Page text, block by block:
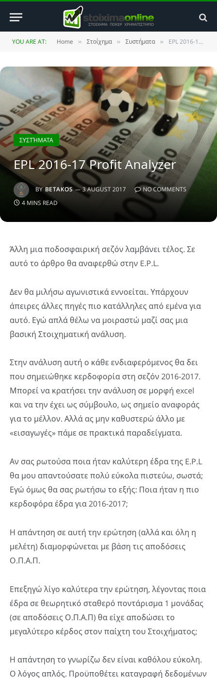
YOU ARE AT: Home » Στοίχημα » Συστήματα » EPL 2016-17 Profit Analyzer
ΣΥΣΤΉΜΑΤΑ
EPL 2016-17 Profit Analyzer
BY BETAKOS 3 AUGUST 2017
NO COMMENTS
4 MINS READ
Άλλη μια ποδοσφαιρική σεζόν λαμβάνει τέλος. Σε
αυτό το άρθρο θα αναφερθώ στην E.P.L.
Δεν θα μιλήσω αγωνιστικά εννοείται. Υπάρχουν
άπειρες άλλες πηγές πιο κατάλληλες από εμένα για
αυτό. Εγώ απλά θέλω να μοιραστώ μαζί σας μια
βασική Στοιχηματική ανάλυση.
Στην ανάλυση αυτή ο κάθε ενδιαφερόμενος θα δει
που σημειώθηκε κερδοφορία στη σεζόν 2016-2017.
Μπορεί να κρατήσει την ανάλυση σε μορφή excel
και να την έχει ως σύμβουλο, ως σημείο αναφοράς
για το μέλλον. Αλλά ας μην καθυστερώ άλλο με
«εισαγωγές» πάμε σε πρακτικά παραδείγματα.
Αν σας ρωτούσα ποια ήταν καλύτερη έδρα της E.P.L
θα μου απαντούσατε πολύ εύκολα πιστεύω, σωστά;
Εγώ όμως θα σας ρωτήσω το εξής: Ποια ήταν η πιο
κερδοφόρα έδρα για 2016-2017;
Η απάντηση σε αυτή την ερώτηση (αλλά και όλη η
μελέτη) διαμορφώνεται με βάση τις αποδόσεις
Ο.Π.Α.Π.
Επεξηγώ λίγο καλύτερα την ερώτηση, λέγοντας ποια
έδρα σε θεωρητικό σταθερό ποντάρισμα 1 μονάδας
(σε αποδόσεις Ο.Π.Α.Π) θα είχε αποδώσει το
μεγαλύτερο κέρδος στον παίχτη του Στοιχήματος;
Η απάντηση το γνωρίζω δεν είναι καθόλου εύκολη.
Ο λόγος απλός. Προϋποθέτει καταγραφή δεδομένων